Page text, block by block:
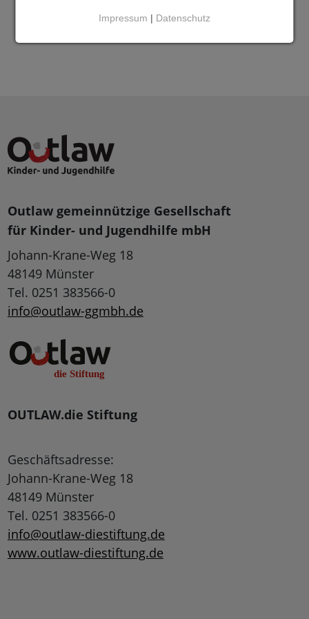
Outlaw gemeinnützige Gesellschaft
für Kinder- und Jugendhilfe mbH
Johann-Krane-Weg 18
48149 Münster
Tel. 0251 383566-0
info@outlaw-ggmbh.de
OUTLAW.die Stiftung
Geschäftsadresse:
Johann-Krane-Weg 18
48149 Münster
Tel. 0251 383566-0
info@outlaw-diestiftung.de
www.outlaw-diestiftung.de
Impressum | Datenschutz